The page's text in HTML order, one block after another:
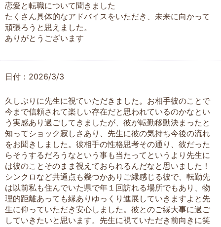
恋愛と転職について聞きました
たくさん具体的なアドバイスをいただき、未来に向かって
頑張ろうと思えました。
ありがとうございます
日付：2026/3/3
久しぶりに先生に視ていただきました。お相手彼のことで
今まで信頼されて楽しい存在だと思われているのかなとい
う実感あり過ごしてきましたが、彼が転勤移動決まったと
知ってショック寂しさあり、先生に彼の気持ち今後の流れ
をお聞きしました。彼相手の性格思考その通り、彼だった
らそうするだろうなという事も当たってというより先生に
は彼のことそのまま視えておられるんだなと思いました！
シンクロなど共通点も幾つかありご縁感じる彼で、転勤先
は以前私も住んでいた県で年１回訪れる場所でもあり、物
理的距離あっても縁ありゆっくり進展していきますよと先
生に仰っていただき安心しました。彼とのご縁大事に過ご
していきたいと思います。先生に視ていただき前向きに笑